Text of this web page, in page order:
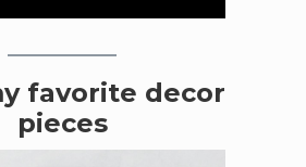
favorite decor
pieces